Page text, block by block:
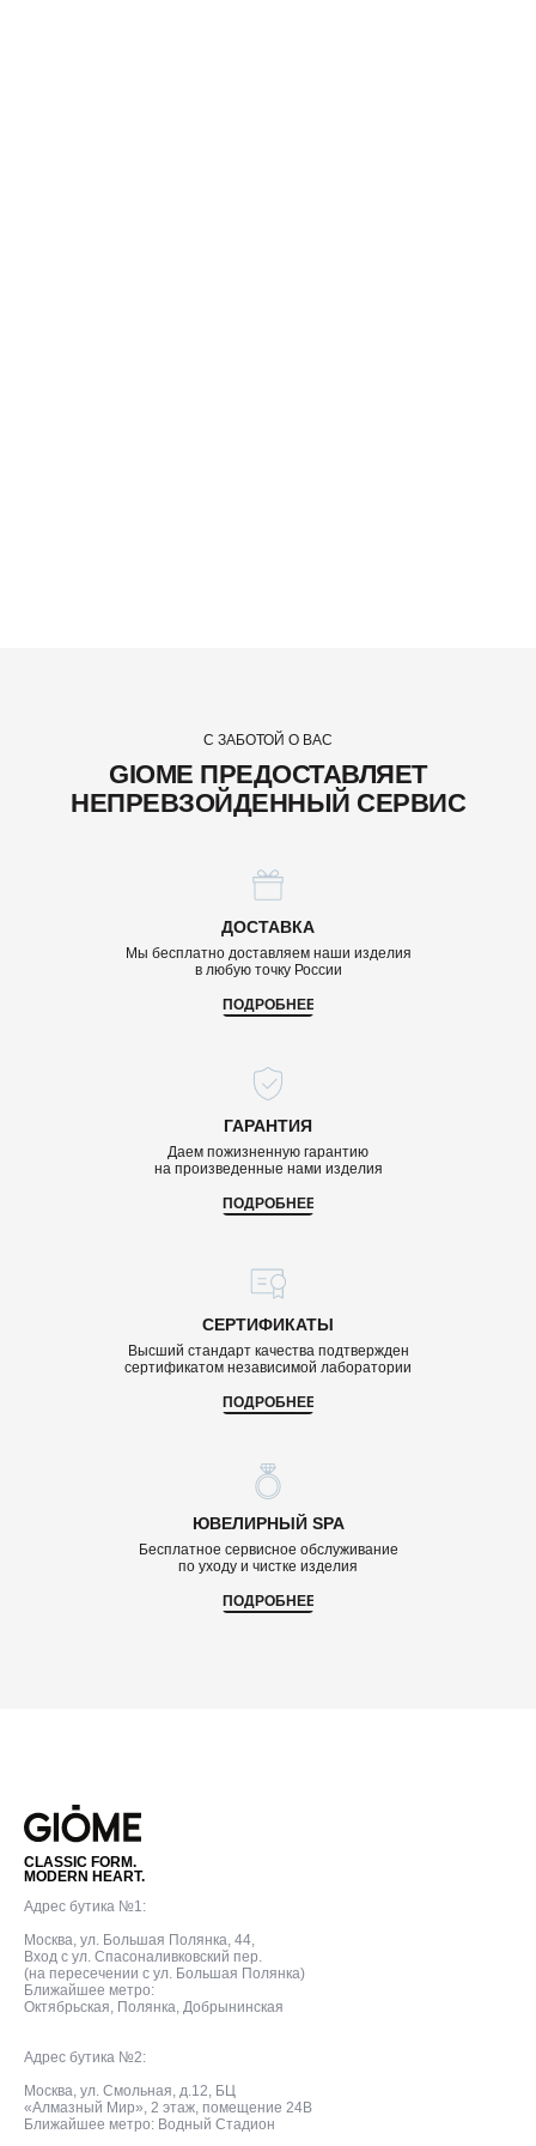
С ЗАБОТОЙ О ВАС
GIOME ПРЕДОСТАВЛЯЕТ
НЕПРЕВЗОЙДЕННЫЙ СЕРВИС
ДОСТАВКА
ГАРАНТИЯ
СЕРТИФИКАТЫ
Мы бесплатно доставляем наши изделия
в любую точку России
Даем пожизненную гарантию
на произведенные нами изделия
Высший стандарт качества подтвержден
сертификатом независимой лаборатории
ЮВЕЛИРНЫЙ SPA
Бесплатное сервисное обслуживание
по уходу и чистке изделия
ПОДРОБНЕЕ
ПОДРОБНЕЕ
ПОДРОБНЕЕ
ПОДРОБНЕЕ
CLASSIC FORM.
MODERN HEART.
Адрес бутика №1:
Москва, ул. Большая Полянка, 44,
Вход с ул. Спасоналивковский пер.
(на пересечении с ул. Большая Полянка)
Ближайшее метро:
Октябрьская, Полянка, Добрынинская
Адрес бутика №2:
Москва, ул. Смольная, д.12, БЦ
«Алмазный Мир», 2 этаж, помещение 24В
Ближайшее метро: Водный Стадион